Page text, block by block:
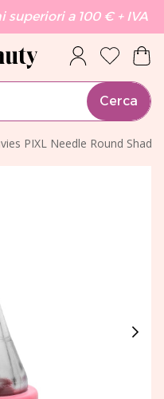
a 100 € + IVA
Cerca
PIXL Needle Round